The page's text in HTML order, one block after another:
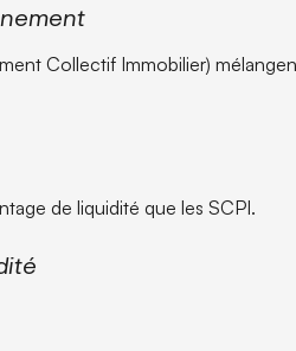
Collectif Immobilier)
de liquidité que les SCPI.